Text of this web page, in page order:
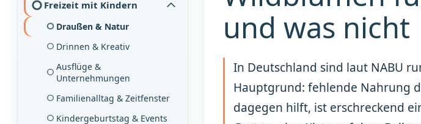
Freizeit mit Kindern
Draußen & Natur
Drinnen & Kreativ
Ausflüge &
Unternehmungen
Familienalltag & Zeitfenster
Kindergeburtstag & Events
und was nicht
In Deutschland sind laut NABU
Hauptgrund: fehlende Nahrung
dagegen hilft, ist erschreckend